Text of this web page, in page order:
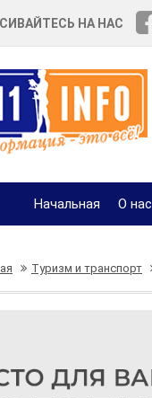
НА НАС
Начальная О нас
Туризм и транспорт